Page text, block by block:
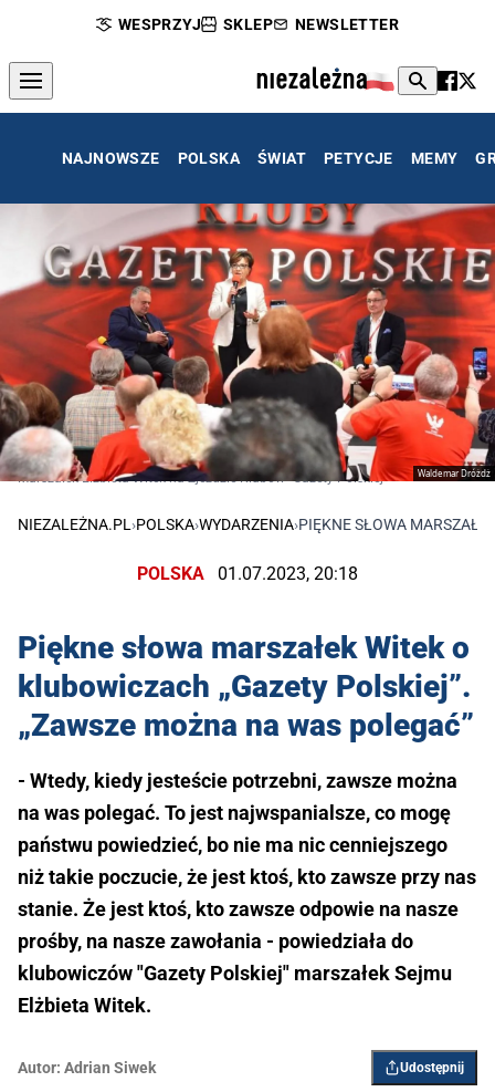
WESPRZYJ SKLEP NEWSLETTER
NAJNOWSZE POLSKA ŚWIAT PETYCJE MEMY
Waldemar Dróżdż
Marszałek Elżbieta Witek na Zjeździe Klubów "Gazety Polskiej"
NIEZALEŻNA.PL ›POLSKA›WYDARZENIA›PIĘKNE SŁOWA
POLSKA 01.07.2023, 20:18
Piękne słowa marszałek Witek o
klubowiczach „Gazety Polskiej”.
„Zawsze można na was polegać”
- Wtedy, kiedy jesteście potrzebni, zawsze można
na was polegać. To jest najwspanialsze, co mogę
państwu powiedzieć, bo nie ma nic cenniejszego
niż takie poczucie, że jest ktoś, kto zawsze przy nas
stanie. Że jest ktoś, kto zawsze odpowie na nasze
prośby, na nasze zawołania - powiedziała do
klubowiczów "Gazety Polskiej" marszałek Sejmu
Elżbieta Witek.
Autor: Adrian Siwek Udostępnij